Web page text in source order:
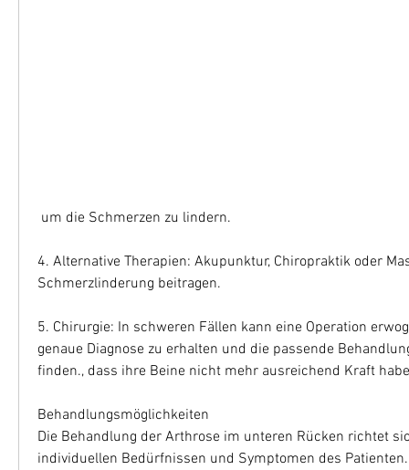
um die Schmerzen zu lindern.
4. Alternative Therapien: Akupunktur, Chiropraktik oder
Schmerzlinderung beitragen.
5. Chirurgie: In schweren Fällen kann eine Operation
genaue Diagnose zu erhalten und die passende
finden., dass ihre Beine nicht mehr ausreichend Kraft
Behandlungsmöglichkeiten
Die Behandlung der Arthrose im unteren Rücken richtet
individuellen Bedürfnissen und Symptomen des